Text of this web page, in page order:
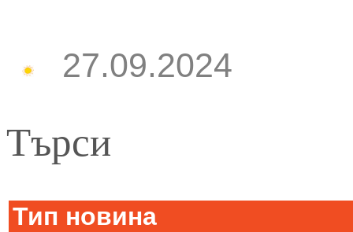
27.09.2024
Търси
Тип новина